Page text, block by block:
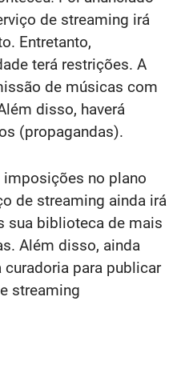
de streaming irá
Entretanto,
terá restrições. A
de músicas com
disso, haverá
(propagandas).
no plano
de streaming ainda irá
sua biblioteca de mais
Além disso, ainda
para publicar
streaming